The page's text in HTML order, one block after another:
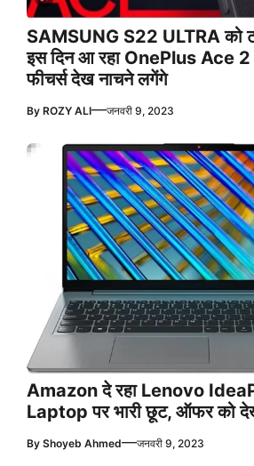
SAMSUNG S22 ULTRA को
इस दिन आ रहा OnePlus Ace 2
फीचर्स देख नाचने लगेंगे
By ROZY ALI—जनवरी 9, 2023
Amazon दे रहा Lenovo
Laptop पर भारी छूट, ऑफर को
By Shoyeb Ahmed—जनवरी 9, 2023